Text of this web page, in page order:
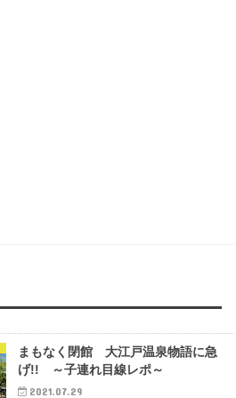
まもなく閉館 大江戸温泉物語に急
げ!! ～子連れ目線レポ～
2021.07.29